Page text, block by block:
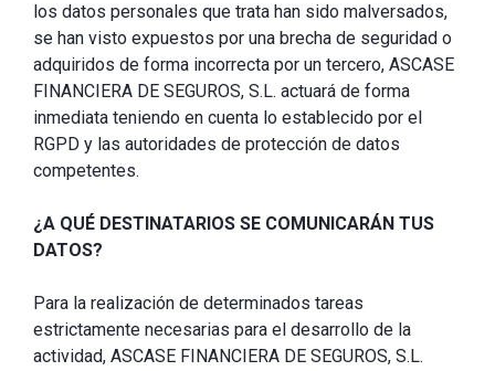
los datos personales que trata han sido malversados,
se han visto expuestos por una brecha de seguridad o
adquiridos de forma incorrecta por un tercero, ASCASE
FINANCIERA DE SEGUROS, S.L. actuará de forma
inmediata teniendo en cuenta lo establecido por el
RGPD y las autoridades de protección de datos
competentes.
¿A QUÉ DESTINATARIOS SE COMUNICARÁN TUS
DATOS?
Para la realización de determinados tareas
estrictamente necesarias para el desarrollo de la
actividad, ASCASE FINANCIERA DE SEGUROS, S.L.